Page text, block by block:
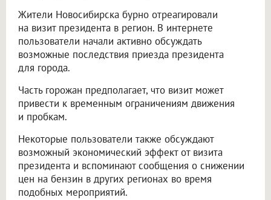
Жители Новосибирска бурно отреагировали
на визит президента в регион. В интернете
пользователи начали активно обсуждать
возможные последствия приезда президента
для города.
Часть горожан предполагает, что визит может
привести к временным ограничениям движения
и пробкам.
Некоторые пользователи также обсуждают
возможный экономический эффект от визита
президента и вспоминают сообщения о снижении
цен на бензин в других регионах во время
подобных мероприятий.